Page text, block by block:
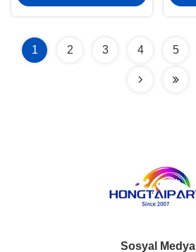
1 2 3 4 5
Sosyal Medya